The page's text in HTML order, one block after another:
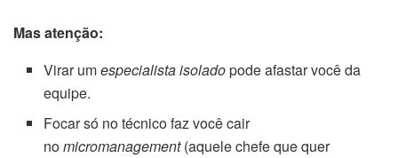
Mas atenção:
Virar umespecialista isoladopode afastar você da
equipe.
Focar só no técnico faz você cair
nomicromanagement(aquele chefe que quer